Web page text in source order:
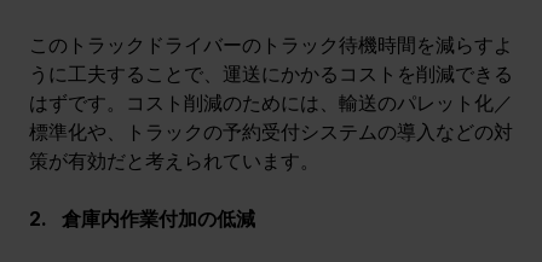
このトラックドライバーのトラック待機時間を減らすよ
うに工夫することで、運送にかかるコストを削減できる
はずです。コスト削減のためには、輸送のパレット化／
標準化や、トラックの予約受付システムの導入などの対
策が有効だと考えられています。
2.   倉庫内作業付加の低減